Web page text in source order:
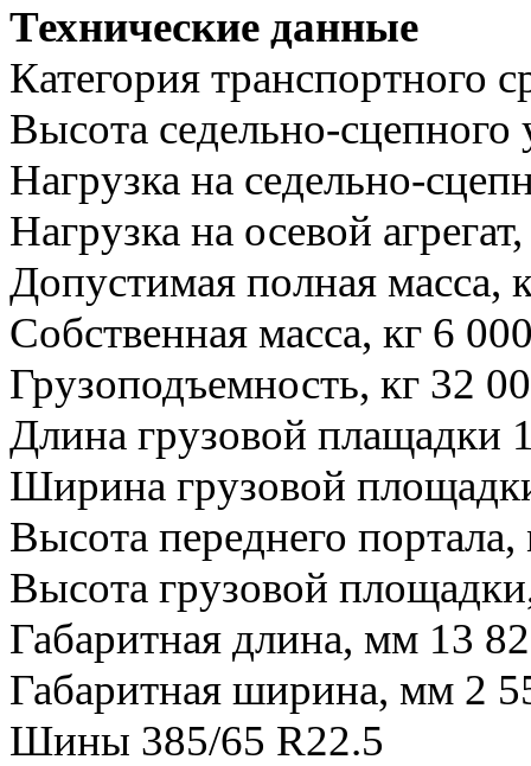
Технические данные
Категория транспортного
Высота седельно-
Нагрузка на седельно-
Нагрузка на осевой
Допустимая полная масса,
Собственная масса, кг 6
Грузоподъемность, кг 32
Длина грузовой плащадки
Ширина грузовой
Высота переднего
Высота грузовой
Габаритная длина, мм 13
Габаритная ширина, мм 2
Шины 385/65 R22.5